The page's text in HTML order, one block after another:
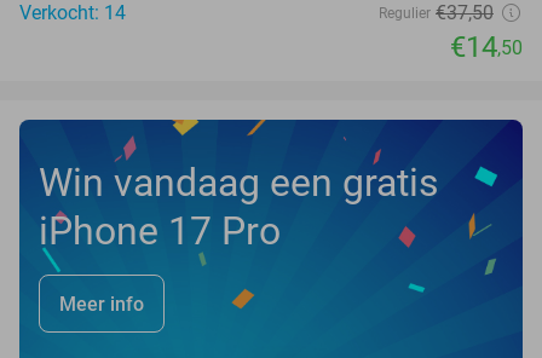
Verkocht: 14
Regulier €37,50
€14,50
Win vandaag een gratis
iPhone 17 Pro
Meer info